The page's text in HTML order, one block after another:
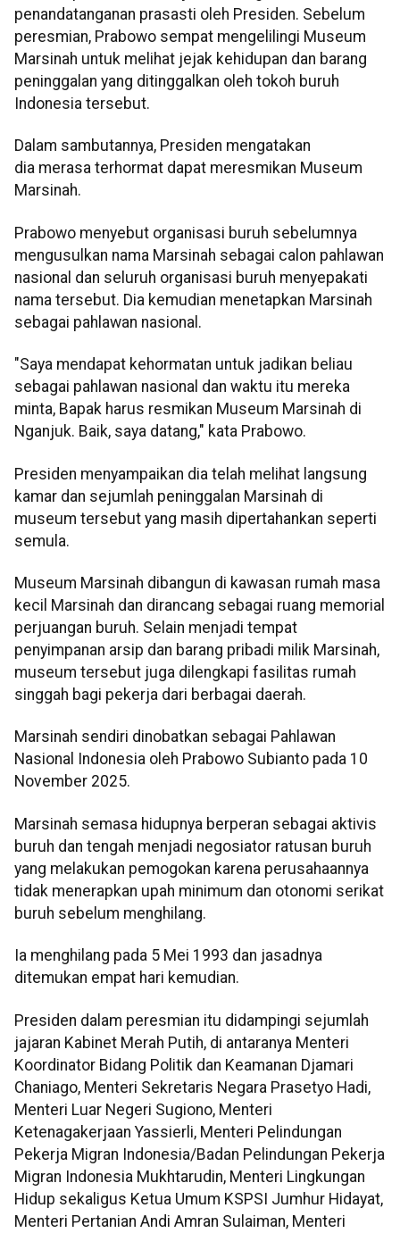
penandatanganan prasasti oleh Presiden. Sebelum
peresmian, Prabowo sempat mengelilingi Museum
Marsinah untuk melihat jejak kehidupan dan barang
peninggalan yang ditinggalkan oleh tokoh buruh
Indonesia tersebut.
Dalam sambutannya, Presiden mengatakan
dia merasa terhormat dapat meresmikan Museum
Marsinah.
Prabowo menyebut organisasi buruh sebelumnya
mengusulkan nama Marsinah sebagai calon pahlawan
nasional dan seluruh organisasi buruh menyepakati
nama tersebut. Dia kemudian menetapkan Marsinah
sebagai pahlawan nasional.
"Saya mendapat kehormatan untuk jadikan beliau
sebagai pahlawan nasional dan waktu itu mereka
minta, Bapak harus resmikan Museum Marsinah di
Nganjuk. Baik, saya datang," kata Prabowo.
Presiden menyampaikan dia telah melihat langsung
kamar dan sejumlah peninggalan Marsinah di
museum tersebut yang masih dipertahankan seperti
semula.
Museum Marsinah dibangun di kawasan rumah masa
kecil Marsinah dan dirancang sebagai ruang memorial
perjuangan buruh. Selain menjadi tempat
penyimpanan arsip dan barang pribadi milik Marsinah,
museum tersebut juga dilengkapi fasilitas rumah
singgah bagi pekerja dari berbagai daerah.
Marsinah sendiri dinobatkan sebagai Pahlawan
Nasional Indonesia oleh Prabowo Subianto pada 10
November 2025.
Marsinah semasa hidupnya berperan sebagai aktivis
buruh dan tengah menjadi negosiator ratusan buruh
yang melakukan pemogokan karena perusahaannya
tidak menerapkan upah minimum dan otonomi serikat
buruh sebelum menghilang.
Ia menghilang pada 5 Mei 1993 dan jasadnya
ditemukan empat hari kemudian.
Presiden dalam peresmian itu didampingi sejumlah
jajaran Kabinet Merah Putih, di antaranya Menteri
Koordinator Bidang Politik dan Keamanan Djamari
Chaniago, Menteri Sekretaris Negara Prasetyo Hadi,
Menteri Luar Negeri Sugiono, Menteri
Ketenagakerjaan Yassierli, Menteri Pelindungan
Pekerja Migran Indonesia/Badan Pelindungan Pekerja
Migran Indonesia Mukhtarudin, Menteri Lingkungan
Hidup sekaligus Ketua Umum KSPSI Jumhur Hidayat,
Menteri Pertanian Andi Amran Sulaiman, Menteri